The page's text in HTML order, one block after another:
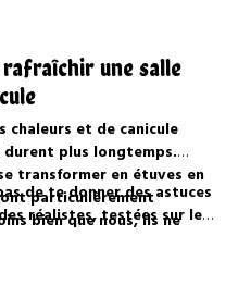
une salle
chaleurs et de canicule
plus longtemps.
transformer en étuves en
particulièrement
bien que nous, ils ne
soif, et un coup de
de te donner des astuces
réalistes, testées sur le
officielles des
Collectifs de Mineurs